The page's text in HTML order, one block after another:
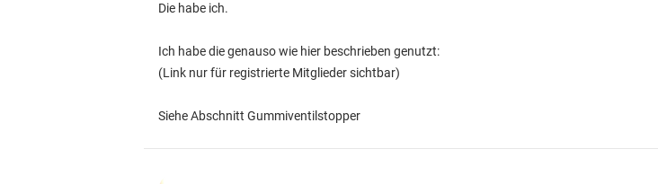
Die habe ich.
Ich habe die genauso wie hier beschrieben genutzt:
(Link nur für registrierte Mitglieder sichtbar)
Siehe Abschnitt Gummiventilstopper